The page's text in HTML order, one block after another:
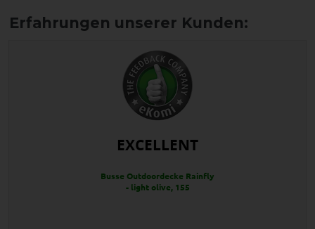
EXCELLENT
Busse Outdoordecke Rainfly
- light olive, 155